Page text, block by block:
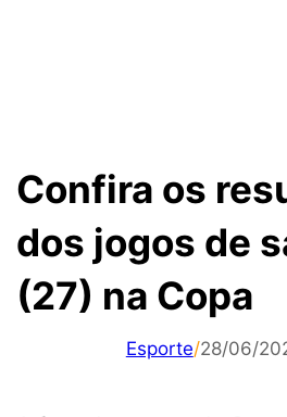
Confira os
dos jogos de
(27) na Copa
Esporte/28/06/